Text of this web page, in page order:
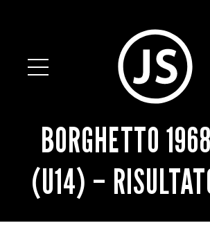
BORGHETTO
(U14) –